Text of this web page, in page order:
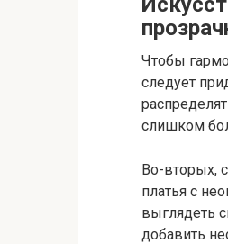
Чтобы
следует
слишком
Во-вторых,
платья с
выглядеть
добавить